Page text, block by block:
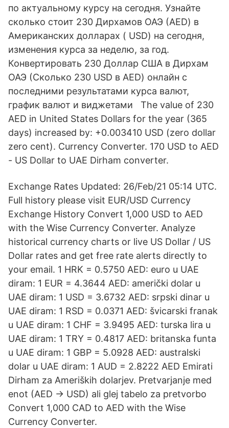
по актуальному курсу на сегодня. Узнайте
сколько стоит 230 Дирхамов ОАЭ (AED) в
Американских долларах ( USD) на сегодня,
изменения курса за неделю, за год.
Конвертировать 230 Доллар США в Дирхам
ОАЭ (Сколько 230 USD в AED) онлайн с
последними результатами курса валют,
график валют и виджетами The value of 230
AED in United States Dollars for the year (365
days) increased by: +0.003410 USD (zero dollar
zero cent). Currency Converter. 170 USD to AED
- US Dollar to UAE Dirham converter.
Exchange Rates Updated: 26/Feb/21 05:14 UTC.
Full history please visit EUR/USD Currency
Exchange History Convert 1,000 USD to AED
with the Wise Currency Converter. Analyze
historical currency charts or live US Dollar / US
Dollar rates and get free rate alerts directly to
your email. 1 HRK = 0.5750 AED: euro u UAE
diram: 1 EUR = 4.3644 AED: američki dolar u
UAE diram: 1 USD = 3.6732 AED: srpski dinar u
UAE diram: 1 RSD = 0.0371 AED: švicarski franak
u UAE diram: 1 CHF = 3.9495 AED: turska lira u
UAE diram: 1 TRY = 0.4817 AED: britanska funta
u UAE diram: 1 GBP = 5.0928 AED: australski
dolar u UAE diram: 1 AUD = 2.8222 AED Emirati
Dirham za Ameriških dolarjev. Pretvarjanje med
enot (AED → USD) ali glej tabelo za pretvorbo
Convert 1,000 CAD to AED with the Wise
Currency Converter.